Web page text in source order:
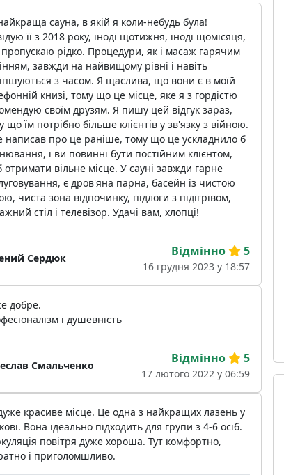
сауна, в якій я коли-небудь була!
її з 2018 року, іноді щотижня, іноді щомісяця,
рідко. Процедури, як і масаж гарячим
завжди на найвищому рівні і навіть
з часом. Я щаслива, що вони є в моїй
книзі, тому що це місце, яке я з гордістю
своїм друзям. Я пишу цей відгук зараз,
що їм потрібно більше клієнтів у зв'язку з війною.
написав про це раніше, тому що це ускладнило б
і ви повинні бути постійним клієнтом,
вільне місце. У сауні завжди гарне
є дров'яна парна, басейн із чистою
чиста зона відпочинку, підлоги з підігрівом,
стіл і телевізор. Удачі вам, хлопці!
Сердюк Відмінно 5
16 грудня 2023 у 18:57
добре.
і душевність
Смальченко Відмінно 5
17 лютого 2022 у 06:59
красиве місце. Це одна з найкращих лазень у
Вона ідеально підходить для групи з 4-6 осіб.
повітря дуже хороша. Тут комфортно,
і приголомшливо.